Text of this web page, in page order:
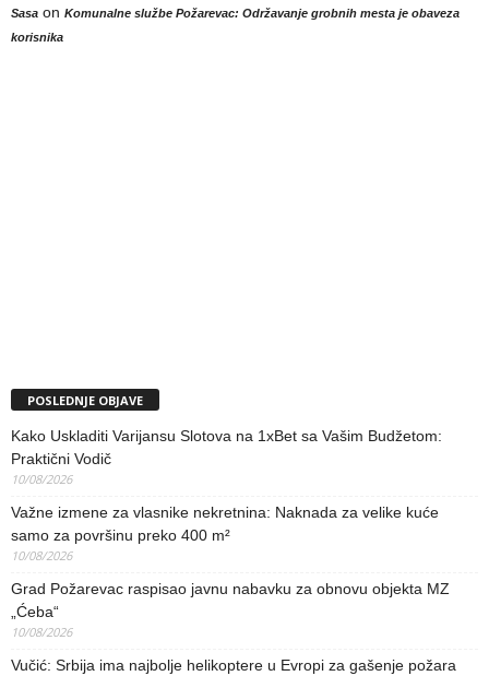
Sasa on Komunalne službe Požarevac: Održavanje grobnih mesta je obaveza
korisnika
POSLEDNJE OBJAVE
Kako Uskladiti Varijansu Slotova na 1xBet sa Vašim Budžetom:
Praktični Vodič
10/08/2026
Važne izmene za vlasnike nekretnina: Naknada za velike kuće
samo za površinu preko 400 m²
10/08/2026
Grad Požarevac raspisao javnu nabavku za obnovu objekta MZ
„Ćeba“
10/08/2026
Vučić: Srbija ima najbolje helikoptere u Evropi za gašenje požara